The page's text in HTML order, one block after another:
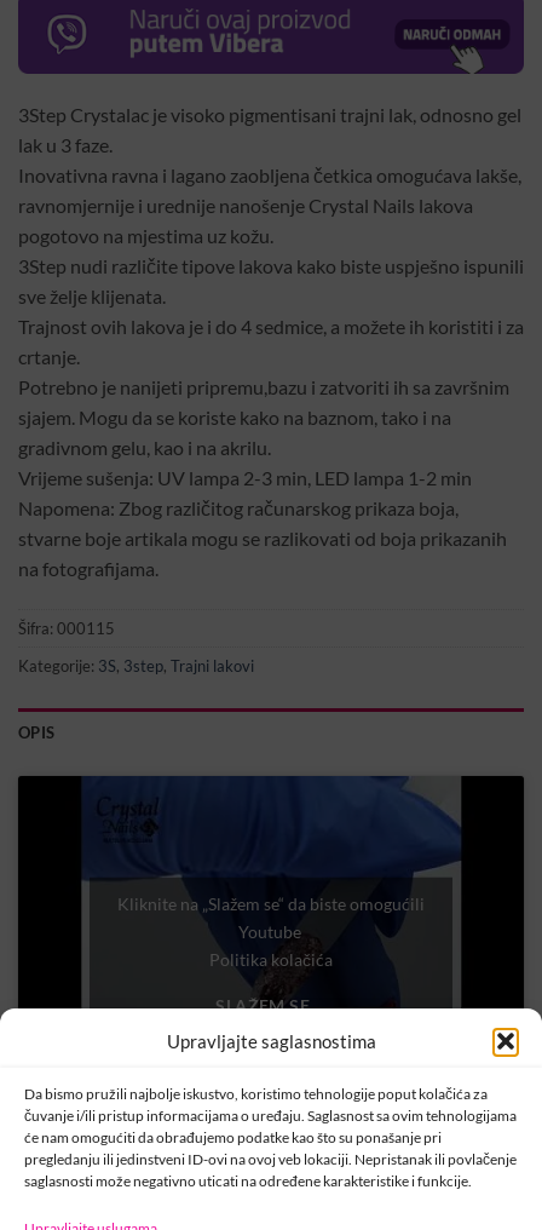
Upravljajte saglasnostima
Da bismo pružili najbolje iskustvo, koristimo tehnologije poput kolačića za
čuvanje i/ili pristup informacijama o uređaju. Saglasnost sa ovim tehnologijama
će nam omogućiti da obrađujemo podatke kao što su ponašanje pri
pregledanju ili jedinstveni ID-ovi na ovoj veb lokaciji. Nepristanak ili povlačenje
saglasnosti može negativno uticati na određene karakteristike i funkcije.
3Step Crystalac je visoko pigmentisani trajni lak, odnosno gel
lak u 3 faze.
Inovativna ravna i lagano zaobljena četkica omogućava lakše,
ravnomjernije i urednije nanošenje Crystal Nails lakova
pogotovo na mjestima uz kožu.
3Step nudi različite tipove lakova kako biste uspješno ispunili
sve želje klijenata.
Trajnost ovih lakova je i do 4 sedmice, a možete ih koristiti i za
crtanje.
Potrebno je nanijeti pripremu,bazu i zatvoriti ih sa završnim
sjajem. Mogu da se koriste kako na baznom, tako i na
gradivnom gelu, kao i na akrilu.
Vrijeme sušenja: UV lampa 2-3 min, LED lampa 1-2 min
Napomena: Zbog različitog računarskog prikaza boja,
stvarne boje artikala mogu se razlikovati od boja prikazanih
na fotografijama.
Šifra: 000115
Kategorije: 3S, 3step, Trajni lakovi
OPIS
Kliknite na „Slažem se“ da biste omogućili
Youtube
Politika kolačića
SLAŽEM SE